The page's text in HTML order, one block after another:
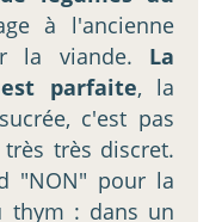
à l'ancienne
la viande. La
parfaite, la
c'est pas
très discret.
"NON" pour la
thym : dans un